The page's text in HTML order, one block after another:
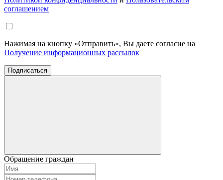
соглашением
Нажимая на кнопку «Отправить», Вы даете согласие на
Получение информационных рассылок
Подписаться
Обращение граждан